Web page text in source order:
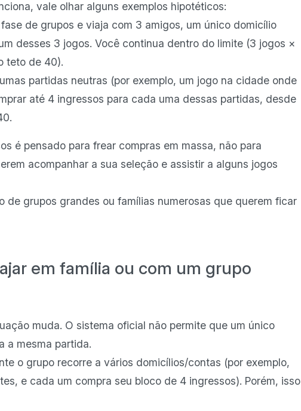
vale olhar alguns exemplos hipotéticos:
de grupos e viaja com 3 amigos, um único domicílio
desses 3 jogos. Você continua dentro do limite (3 jogos ×
teto de 40).
partidas neutras (por exemplo, um jogo na cidade onde
até 4 ingressos para cada uma dessas partidas, desde
é pensado para frear compras em massa, não para
acompanhar a sua seleção e assistir a alguns jogos
de grupos grandes ou famílias numerosas que querem ficar
em família ou com um grupo
muda. O sistema oficial não permite que um único
a mesma partida.
o grupo recorre a vários domicílios/contas (por exemplo,
e cada um compra seu bloco de 4 ingressos). Porém, isso